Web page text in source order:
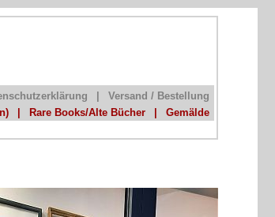
Versand / Bestellung
Rare Books/Alte Bücher Gemälde